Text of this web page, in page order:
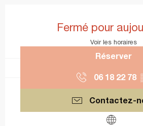
Fermé pour
Voir les horaires
Réserver
06 18 22 78
Contactez-